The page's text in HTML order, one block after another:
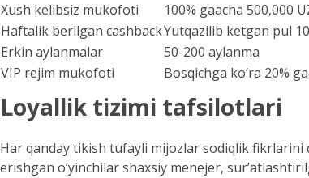
Xush kelibsiz mukofoti
100% gaacha 500,000
Haftalik berilgan cashbackYutqazilib ketgan pul
Erkin aylanmalar
50-200 aylanma
VIP rejim mukofoti
Bosqichga ko’ra 20%
Loyallik tizimi tafsilotlari
Har qanday tikish tufayli mijozlar sodiqlik fikrlarini
erishgan o’yinchilar shaxsiy menejer,